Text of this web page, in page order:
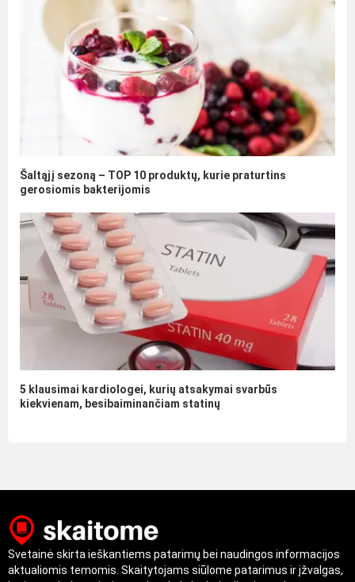
Šaltąjį sezoną – TOP 10 produktų, kurie praturtins
gerosiomis bakterijomis
5 klausimai kardiologei, kurių atsakymai svarbūs
kiekvienam, besibaiminančiam statinų
Svetainė skirta ieškantiems patarimų bei naudingos informacijos
aktualiomis temomis. Skaitytojams siūlome patarimus ir įžvalgas,